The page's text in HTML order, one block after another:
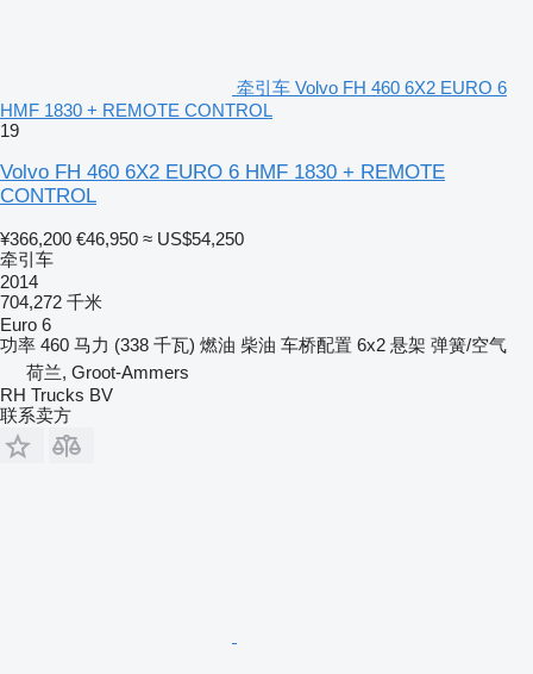
牵引车 Volvo FH 460 6X2 EURO 6
HMF 1830 + REMOTE CONTROL
19
Volvo FH 460 6X2 EURO 6 HMF 1830 + REMOTE
CONTROL
¥366,200 €46,950 ≈ US$54,250
牵引车
2014
704,272 千米
Euro 6
功率 460 马力 (338 千瓦) 燃油 柴油 车桥配置 6x2 悬架 弹簧/空气
荷兰, Groot-Ammers
RH Trucks BV
联系卖方